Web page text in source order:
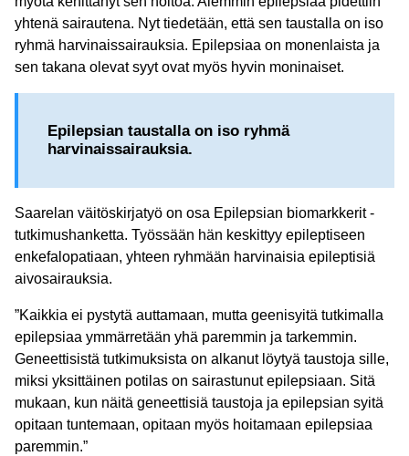
yhtenä sairautena. Nyt tiedetään, että sen taustalla on iso
ryhmä harvinaissairauksia. Epilepsiaa on monenlaista ja
sen takana olevat syyt ovat myös hyvin moninaiset.
Epilepsian taustalla on iso ryhmä
harvinaissairauksia.
Saarelan väitöskirjatyö on osa Epilepsian biomarkkerit -
tutkimushanketta. Työssään hän keskittyy epileptiseen
enkefalopatiaan, yhteen ryhmään harvinaisia epileptisiä
aivosairauksia.
”Kaikkia ei pystytä auttamaan, mutta geenisyitä tutkimalla
epilepsiaa ymmärretään yhä paremmin ja tarkemmin.
Geneettisistä tutkimuksista on alkanut löytyä taustoja sille,
miksi yksittäinen potilas on sairastunut epilepsiaan. Sitä
mukaan, kun näitä geneettisiä taustoja ja epilepsian syitä
opitaan tuntemaan, opitaan myös hoitamaan epilepsiaa
paremmin.”